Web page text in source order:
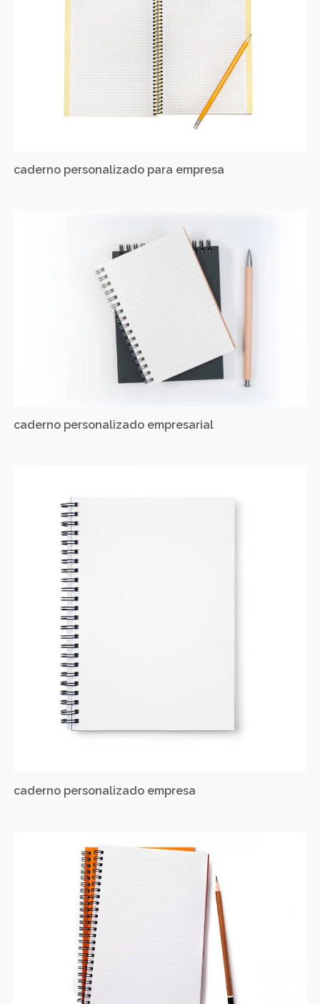
caderno personalizado para empresa
caderno personalizado empresarial
caderno personalizado empresa